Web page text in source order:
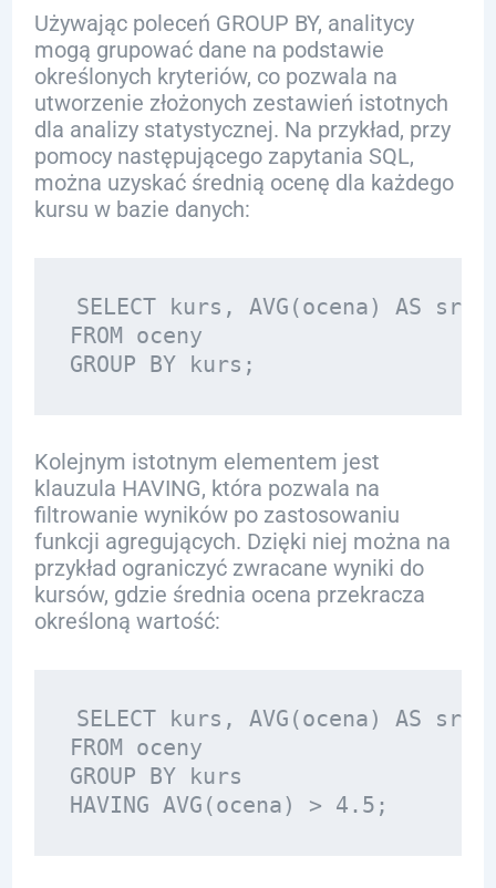
Używając poleceń GROUP BY, analitycy
mogą grupować dane na podstawie
określonych kryteriów, co pozwala na
utworzenie złożonych zestawień istotnych
dla analizy statystycznej. Na przykład, przy
pomocy następującego zapytania SQL,
można uzyskać średnią ocenę dla każdego
kursu w bazie danych:
SELECT kurs, AVG(ocena) AS
FROM oceny
Kolejnym istotnym elementem jest
klauzula HAVING, która pozwala na
filtrowanie wyników po zastosowaniu
funkcji agregujących. Dzięki niej można na
przykład ograniczyć zwracane wyniki do
kursów, gdzie średnia ocena przekracza
określoną wartość:
SELECT kurs, AVG(ocena) AS
FROM oceny
GROUP BY kurs